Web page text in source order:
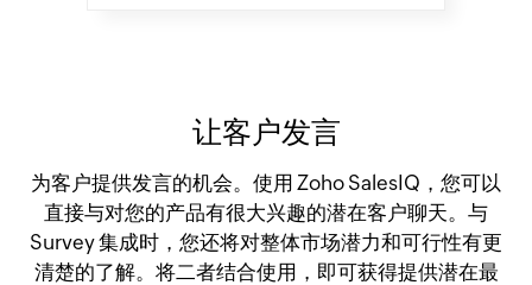
让客户发言
为客户提供发言的机会。使用 Zoho SalesIQ，您可以
直接与对您的产品有很大兴趣的潜在客户聊天。与
Survey 集成时，您还将对整体市场潜力和可行性有更
清楚的了解。将二者结合使用，即可获得提供潜在最